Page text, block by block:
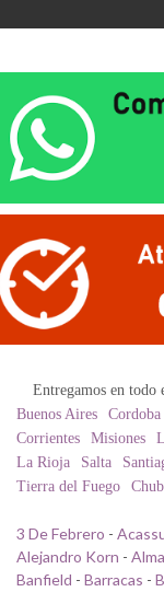
No existen
Entregamos en todo
Buenos Aires
Cordoba
Corrientes
Misiones
La Rioja
Salta
Tierra del Fuego
3 De Febrero -
Alejandro Korn -
Banfield - Barracas -